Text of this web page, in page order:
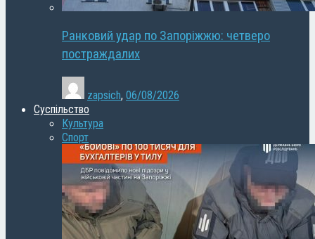
Ранковий удар по Запоріжжю: четверо
постраждалих
zapsich, 06/08/2026
Суспільство
Культура
Спорт